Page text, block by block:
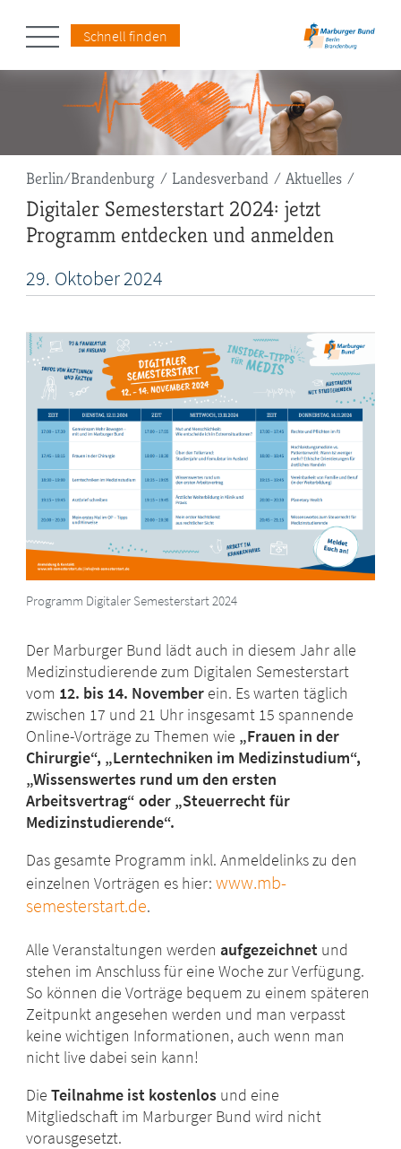
Schnell finden
Pfadnavigation
Berlin/Brandenburg Landesverband Aktuelles
Digitaler Semesterstart 2024: jetzt
Programm entdecken und anmelden
29. Oktober2024
Programm Digitaler Semesterstart 2024
Der Marburger Bund lädt auch in diesem Jahr alle
Medizinstudierende zum Digitalen Semesterstart
vom 12. bis 14. November ein. Es warten täglich
zwischen 17 und 21 Uhr insgesamt 15 spannende
Online-Vorträge zu Themen wie „Frauen in der
Chirurgie“, „Lerntechniken im Medizinstudium“,
„Wissenswertes rund um den ersten
Arbeitsvertrag“ oder „Steuerrecht für
Medizinstudierende“.
Das gesamte Programm inkl. Anmeldelinks zu den
einzelnen Vorträgen es hier:www.mb-
semesterstart.de.
Alle Veranstaltungen werdenaufgezeichnet und
stehen im Anschluss für eine Woche zur Verfügung.
So können die Vorträge bequem zu einem späteren
Zeitpunkt angesehen werden und man verpasst
keine wichtigen Informationen, auch wenn man
nicht live dabei sein kann!
DieTeilnahme ist kostenlos und eine
Mitgliedschaft im Marburger Bund wird nicht
vorausgesetzt.